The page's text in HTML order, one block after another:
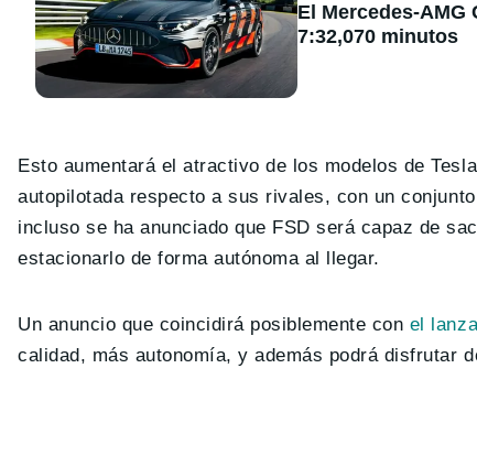
El Mercedes-
7:32,070 minutos
Esto aumentará el atractivo de los modelos de
autopilotada respecto a sus rivales, con un
incluso se ha anunciado que FSD será capaz de
estacionarlo de forma autónoma al llegar.
Un anuncio que coincidirá posiblemente con el
calidad, más autonomía, y además podrá disfrutar